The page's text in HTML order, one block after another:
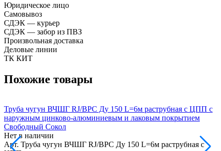
Юридическое лицо
Самовывоз
СДЭК — курьер
СДЭК — забор из ПВЗ
Произвольная доставка
Деловые линии
ТК КИТ
Похожие товары
Труба чугун ВЧШГ RJ/ВРС Ду 150 L=6м раструбная с ЦПП с
наружным цинково-алюминиевым и лаковым покрытием
Свободный Сокол
Нет в наличии
Арт. Труба чугун ВЧШГ RJ/ВРС Ду 150 L=6м раструбная с